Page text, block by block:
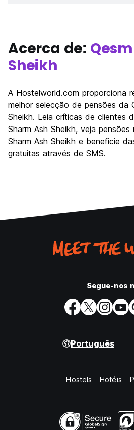
Acerca de:
Sheikh
A Hostelworld.com proporciona
melhor selecção de pensões da
Sheikh. Leia críticas de clientes
Sharm Ash Sheikh, veja
Sharm Ash Sheikh e beneficie
gratuitas através de SMS.
Segue-nos
Português
Hostels Hotéis